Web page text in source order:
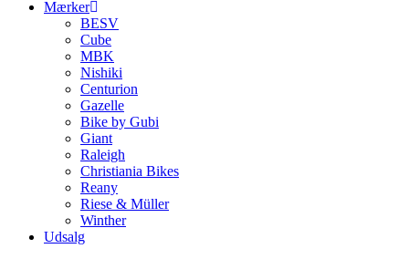
Mærker
BESV
Cube
MBK
Nishiki
Centurion
Gazelle
Bike by Gubi
Giant
Raleigh
Christiania Bikes
Reany
Riese & Müller
Winther
Udsalg